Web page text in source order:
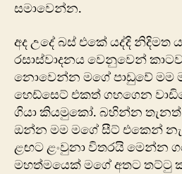
සමාවෙන්න.
අද උදේ බස් එකේ යද්දි
රසාස්වාදනය වෙනුවෙන්
නොවෙන්න මගේ පාඩුවේ මම
හෙඩ්සෙට් එකත් ගහගෙන
ගියා කියමු‍කෝ. බහින්න තැනත්
ඔන්න මම ම‍ගේ සීට් එකෙන්
ළඟට ළංවුනා විතරයි මෙන්න
මහත්මයෙක් මගේ අතට තට්ටු